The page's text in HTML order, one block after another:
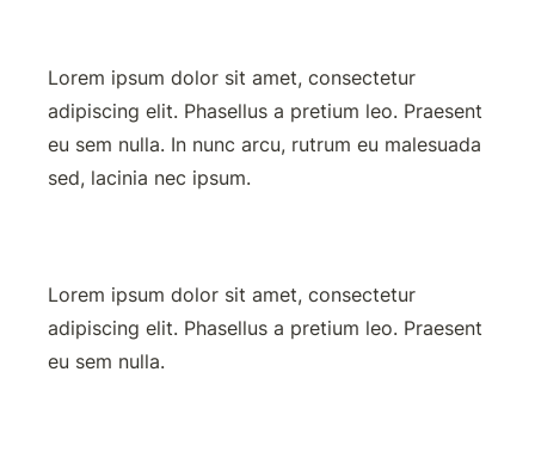
Lorem ipsum dolor sit amet, consectetur
adipiscing elit. Phasellus a pretium leo. Praesent
eu sem nulla. In nunc arcu, rutrum eu malesuada
sed, lacinia nec ipsum.
Lorem ipsum dolor sit amet, consectetur
adipiscing elit. Phasellus a pretium leo. Praesent
eu sem nulla.